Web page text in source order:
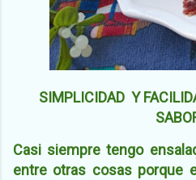
SIMPLICIDAD Y
Casi siempre tengo
entre otras cosas porque